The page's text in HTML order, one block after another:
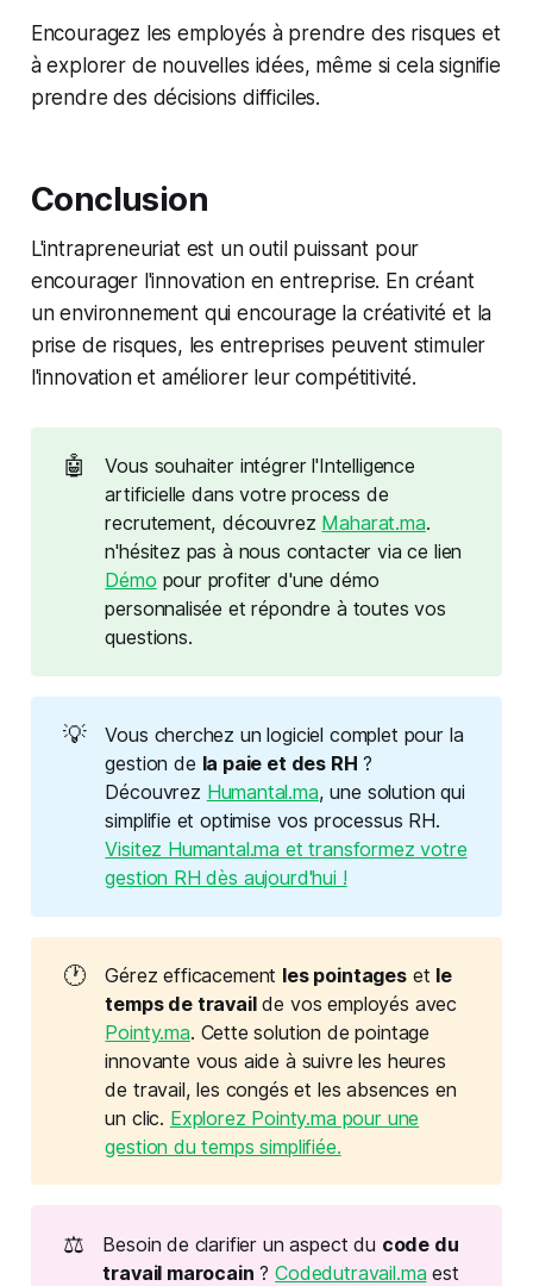
Encouragez les employés à prendre des risques et
à explorer de nouvelles idées, même si cela signifie
prendre des décisions difficiles.
Conclusion
L'intrapreneuriat est un outil puissant pour
encourager l'innovation en entreprise. En créant
un environnement qui encourage la créativité et la
prise de risques, les entreprises peuvent stimuler
l'innovation et améliorer leur compétitivité.
🤖
Vous souhaiter intégrer l'Intelligence
artificielle dans votre process de
recrutement, découvrez Maharat.ma.
n'hésitez pas à nous contacter via ce lien
Démo pour profiter d'une démo
personnalisée et répondre à toutes vos
questions.
💡
Vous cherchez un logiciel complet pour la
gestion de la paie et des RH ?
Découvrez Humantal.ma, une solution qui
simplifie et optimise vos processus RH.
Visitez Humantal.ma et transformez votre
gestion RH dès aujourd'hui !
🕐 Gérez efficacement les pointageset le
temps de travailde vos employés avec
Pointy.ma. Cette solution de pointage
innovante vous aide à suivre les heures
de travail, les congés et les absences en
un clic. Explorez Pointy.ma pour une
gestion du temps simplifiée.
⚖️ Besoin de clarifier un aspect du code du
travail marocain ?Codedutravail.ma est